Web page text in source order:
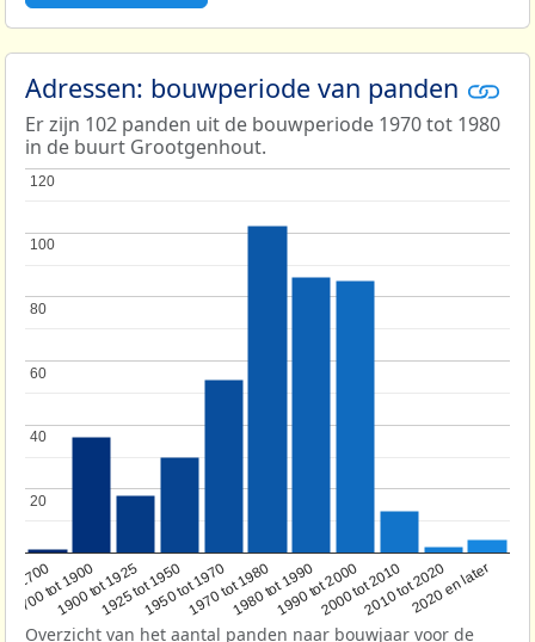
Adressen: bouwperiode van panden
Er zijn 102 panden uit de bouwperiode 1970 tot 1980
in de buurt Grootgenhout.
1700
1700 tot 1900
1900 tot 19251925 tot 19501950 tot 19701970 tot 19801980 tot 19901990 tot 20002000 tot 20102010 tot 20202020 en later
20
20
40
40
60
60
80
80
100
100
120
120
Overzicht van het aantal panden naar bouwjaar voor de